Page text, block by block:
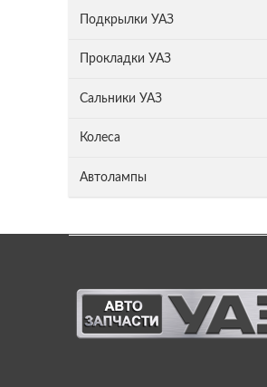
Подкрылки УАЗ
Прокладки УАЗ
Сальники УАЗ
Колеса
Автолампы